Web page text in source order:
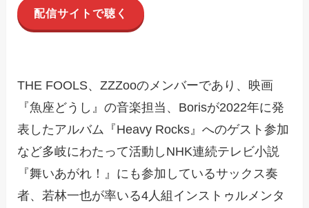
配信サイトで聴く
THE FOOLS、ZZZooのメンバーであり、映画
『魚座どうし』の音楽担当、Borisが2022年に発
表したアルバム『Heavy Rocks』へのゲスト参加
など多岐にわたって活動しNHK連続テレビ小説
『舞いあがれ！』にも参加しているサックス奏
者、若林一也が率いる4人組インストゥルメンタ